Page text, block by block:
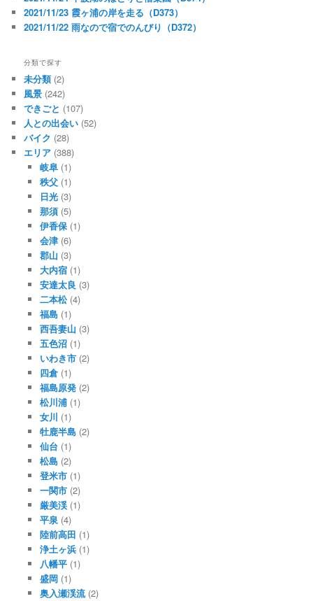
2021/11/23 霞ヶ浦の岸を走る（D373）
2021/11/22 雨なので宿でのんびり（D372）
分類で探す
未分類(2)
風景 (242)
できごと (107)
人との出会い (52)
バイク (28)
エリア (388)
岐阜(1)
秩父(1)
日光(3)
那須(5)
伊香保(1)
会津(6)
郡山 (3)
大内宿(1)
安達太良 (3)
二本松(4)
福島(1)
西吾妻山 (3)
五色沼(1)
いわき市(2)
四倉(1)
福島原発(2)
松川浦(1)
女川 (1)
牡鹿半島(2)
仙台 (1)
松島(2)
登米市(1)
一関市(2)
厳美渓(1)
平泉 (4)
陸前高田 (1)
浄土ヶ浜(1)
八幡平(1)
盛岡(1)
奥入瀬渓流(2)